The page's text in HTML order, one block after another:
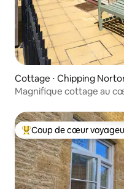
Cottage ⋅ Chipping
Magnifique cottage au
Coups de cœur
Coup de cœur